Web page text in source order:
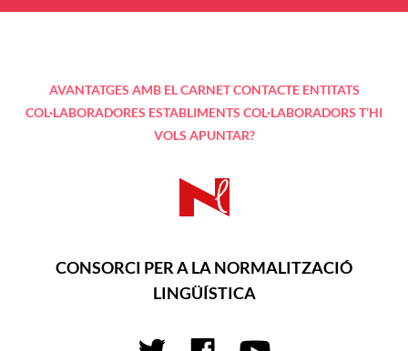
AVANTATGES AMB EL CARNET CONTACTE ENTITATS
COL·LABORADORES ESTABLIMENTS COL·LABORADORS T’HI
VOLS APUNTAR?
CONSORCI PER A LA NORMALITZACIÓ
LINGÜÍSTICA